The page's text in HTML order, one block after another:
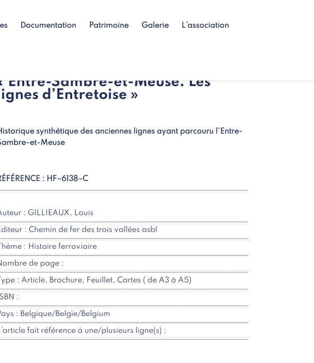
Documentation Patrimoine Galerie L’association
Entre-Sambre-et-Meuse. Les
d’Entretoise »
synthétique des anciennes lignes ayant parcouru l'Entre-
et-Meuse
: HF–6138–C
: GILLIEAUX, Louis
: Chemin de fer des trois vallées asbl
: Histoire ferroviaire
de page :
: Article, Brochure, Feuillet, Cartes ( de A3 à A5)
ISBN :
: Belgique/Belgïe/Belgium
fait référence à une/plusieurs ligne(s) :